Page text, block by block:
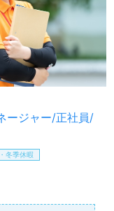
員/パート求人探
将来的に検討の
てお問い合わせ/ご
交渉など完全無
公開求人も取扱い
ージャー/正社員/
冬季休暇